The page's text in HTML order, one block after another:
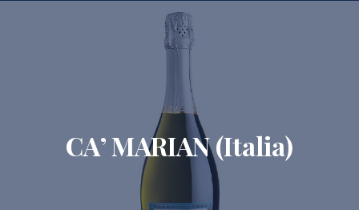
CA’ MARIAN (Italia)